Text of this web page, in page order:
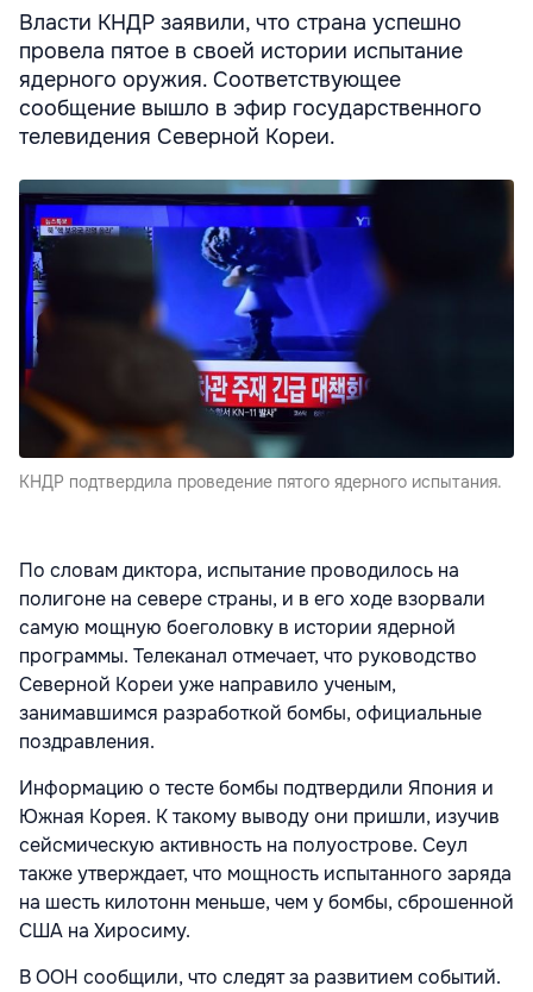
Власти КНДР заявили, что страна успешно
провела пятое в своей истории испытание
ядерного оружия. Соответствующее
сообщение вышло в эфир государственного
телевидения Северной Кореи.
КНДР подтвердила проведение пятого ядерного испытания.
По словам диктора, испытание проводилось на
полигоне на севере страны, и в его ходе взорвали
самую мощную боеголовку в истории ядерной
программы. Телеканал отмечает, что руководство
Северной Кореи уже направило ученым,
занимавшимся разработкой бомбы, официальные
поздравления.
Информацию о тесте бомбы подтвердили Япония и
Южная Корея. К такому выводу они пришли, изучив
сейсмическую активность на полуострове. Сеул
также утверждает, что мощность испытанного заряда
на шесть килотонн меньше, чем у бомбы, сброшенной
США на Хиросиму.
В ООН сообщили, что следят за развитием событий.